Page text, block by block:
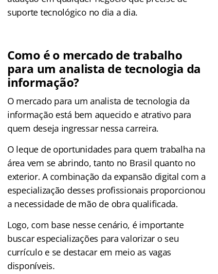
suporte tecnológico no dia a dia.
Como é o mercado de trabalho
para um analista de tecnologia da
informação?
O mercado para um analista de tecnologia da
informação está bem aquecido e atrativo para
quem deseja ingressar nessa carreira.
O leque de oportunidades para quem trabalha na
área vem se abrindo, tanto no Brasil quanto no
exterior. A combinação da expansão digital com a
especialização desses profissionais proporcionou
a necessidade de mão de obra qualificada.
Logo, com base nesse cenário, é importante
buscar especializações para valorizar o seu
currículo e se destacar em meio as vagas
disponíveis.